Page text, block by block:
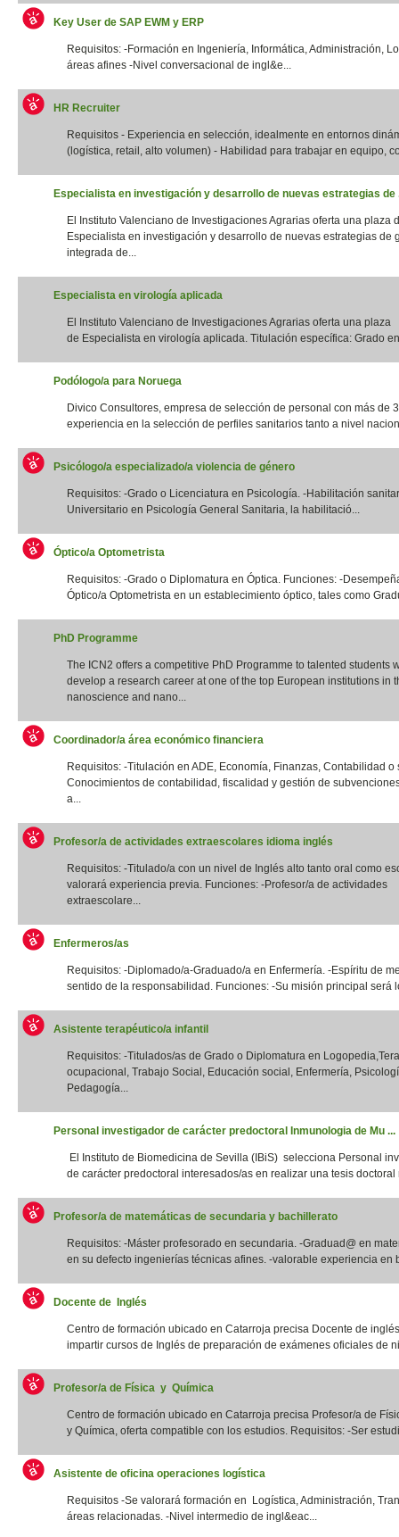
Key User de SAP EWM y ERP
Requisitos: -Formación en Ingeniería, Informática, Administración,
áreas afines -Nivel conversacional de ingl&e...
HR Recruiter
Requisitos - Experiencia en selección, idealmente en entornos
(logística, retail, alto volumen) - Habilidad para trabajar en equipo,
Especialista en investigación y desarrollo de nuevas estrategias de
El Instituto Valenciano de Investigaciones Agrarias oferta una plaza
Especialista en investigación y desarrollo de nuevas estrategias de
integrada de...
Especialista en virología aplicada
El Instituto Valenciano de Investigaciones Agrarias oferta una plaza
de Especialista en virología aplicada. Titulación específica: Grado
Podólogo/a para Noruega
Divico Consultores, empresa de selección de personal con más de
experiencia en la selección de perfiles sanitarios tanto a nivel
Psicólogo/a especializado/a violencia de género
Requisitos: -Grado o Licenciatura en Psicología. -Habilitación
Universitario en Psicología General Sanitaria, la habilitació...
Óptico/a Optometrista
Requisitos: -Grado o Diplomatura en Óptica. Funciones: -
Óptico/a Optometrista en un establecimiento óptico, tales como
PhD Programme
The ICN2 offers a competitive PhD Programme to talented students
develop a research career at one of the top European institutions in
nanoscience and nano...
Coordinador/a área económico financiera
Requisitos: -Titulación en ADE, Economía, Finanzas, Contabilidad o
Conocimientos de contabilidad, fiscalidad y gestión de
a...
Profesor/a de actividades extraescolares idioma inglés
Requisitos: -Titulado/a con un nivel de Inglés alto tanto oral como
valorará experiencia previa. Funciones: -Profesor/a de actividades
extraescolare...
Enfermeros/as
Requisitos: -Diplomado/a-Graduado/a en Enfermería. -Espíritu de
sentido de la responsabilidad. Funciones: -Su misión principal será
Asistente terapéutico/a infantil
Requisitos: -Titulados/as de Grado o Diplomatura en
ocupacional, Trabajo Social, Educación social, Enfermería,
Pedagogía...
Personal investigador de carácter predoctoral Inmunologia de Mu ...
El Instituto de Biomedicina de Sevilla (IBiS) selecciona Personal
de carácter predoctoral interesados/as en realizar una tesis doctoral
Profesor/a de matemáticas de secundaria y bachillerato
Requisitos: -Máster profesorado en secundaria. -Graduad@ en
en su defecto ingenierías técnicas afines. -valorable experiencia en
Docente de Inglés
Centro de formación ubicado en Catarroja precisa Docente de
impartir cursos de Inglés de preparación de exámenes oficiales de
Profesor/a de Física y Química
Centro de formación ubicado en Catarroja precisa Profesor/a de
y Química, oferta compatible con los estudios. Requisitos: -Ser
Asistente de oficina operaciones logística
Requisitos -Se valorará formación en Logística, Administración,
áreas relacionadas. -Nivel intermedio de ingl&eac...